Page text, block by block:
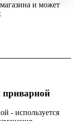
и может
приварной
- используется